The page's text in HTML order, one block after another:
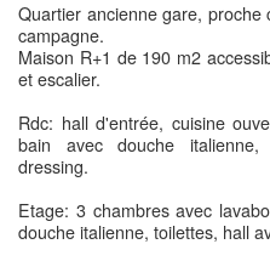
Quartier ancienne gare,
campagne.
Maison R+1 de 190 m2
et escalier.
Rdc: hall d'entrée, cuisine
bain avec douche
dressing.
Etage: 3 chambres avec
douche italienne, toilettes, hall